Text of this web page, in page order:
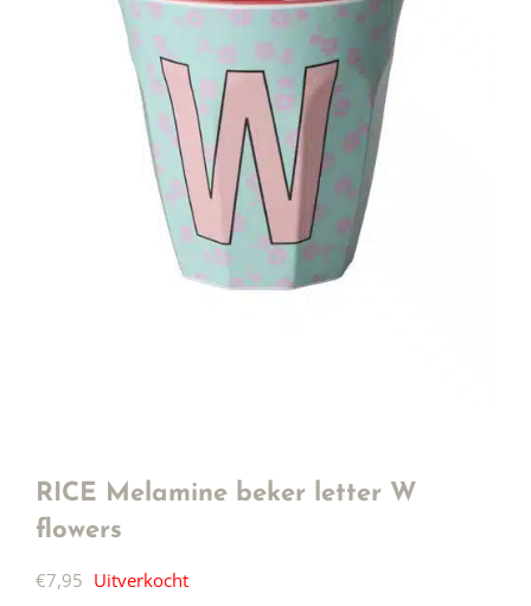
RICE Melamine beker letter W
flowers
€7,95 Uitverkocht